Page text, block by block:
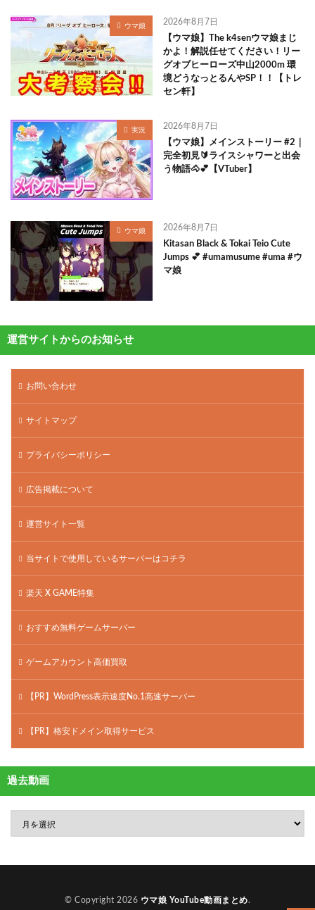
ウマ娘 2026年8月7日
【ウマ娘】The k4senウマ娘まじ
かよ！解説任せてください！リー
グオブヒーローズ中山2000m 環
境どうなっとるんやSP！！【トレ
セン軒】
実況 2026年8月7日
【ウマ娘】メインストーリー #2｜
完全初見🔰ライスシャワーと出会
う物語🐴💕【VTuber】
ウマ娘 2026年8月7日
Kitasan Black & Tokai Teio Cute
Jumps 💕 #umamusume #uma #ウ
マ娘
運営サイトからのお知らせ
お問い合わせ
サイトマップ
プライバシーポリシー
広告掲載について
運営サイト一覧
当サイトで使用しているサーバーはコチラ
楽天 X GAME特集
おすすめ無料ゲームサーバー
ゲームアカウント高価買取
【PR】WordPress表示速度No.1高速サーバー
【PR】格安ドメイン取得サービス
過去動画
© Copyright 2026 ウマ娘 YouTube動画まとめ.